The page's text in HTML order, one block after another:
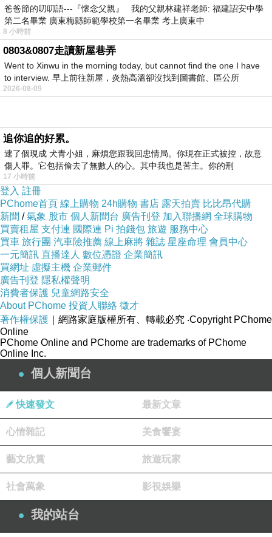
＊你比我幸福
因為你可以選擇
愛我或不愛我。
而我只能選擇愛你或更愛你....＊
爸爸節的叨叨語---『懷念父親』 我的父親林建祥老師: 福建詔安中學
第二名畢業 廣東梅縣師範學校第一名畢業 考上廣東中
8 小時前
0803&0807走讀新屋巷弄
Went to Xinwu in the morning today, but cannot find the one I have
to interview. 早上前往新屋，炎熱高溫卻沒找到圖書館、區公所
2026-08-09
追你追的好累。
逮了個現成 犬青小姐，麻煩您跟我回忠情局。你現在正式被控，故意
傷人罪。它包括偷去了無數人的心。其中我也是苦主。你的刑
17 小時前
登入 註冊
PChome首頁 線上購物 24h購物 書店 露天拍賣 比比昂代購
新聞 /氣象 股市 個人新聞台 廣告刊登 加入聯播網 全球購物
買賣租屋 支付連 國際連 Pi 拍錢包 旅遊 服務中心
買車 旅行團 汽車險推薦 線上麻將 雜誌 星座命理 會員中心
一元簡訊 直播達人 數位憑證 企業簡訊
買網址 虛擬主機 企業郵件
廣告刊登 隱私權聲明
消費者保護 兒童網路安全
About PChome 投資人聯絡 徵才
著作權保護 ｜網路家庭版權所有、轉載必究 ‧Copyright PChome
Online
PChome Online and PChome are trademarks of PChome
Online Inc.
個人新聞台
快速發文 最新文章
心情雜記 美食饗宴
藝文欣賞 旅遊玩家
社會萬象 影視娛樂
我的站台